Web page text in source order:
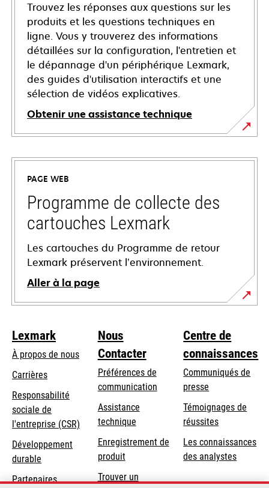
Trouvez les réponses aux questions sur les
produits et les questions techniques en
ligne. Vous y trouverez des informations
détaillées sur la configuration, l'entretien et
le dépannage d'un périphérique Lexmark,
des guides d'utilisation interactifs et une
sélection de vidéos explicatives.
Obtenir une assistance technique
s’ouvre
dans
nouvel
onglet
PAGE WEB
Programme de collecte des
cartouches Lexmark
Les cartouches du Programme de retour
Lexmark préservent l’environnement.
Aller à la page
Lexmark
À propos de nous
Carrières
s’ouvre
dans
un
nouvel
onglet
Responsabilité
sociale de
l'entreprise (CSR) s’ouvre
onglet
Développement
durable
Partenaires
Nous
Contacter
Préférences de
communication
s’ouvre
dans
un
nouvel
onglet
Assistance
techniques’ouvre
un
onglet
Enregistrement de
produit
Trouver un
Centre de
connaissances
Communiqués de
presse
Témoignages de
réussites
Les connaissances
des analystes